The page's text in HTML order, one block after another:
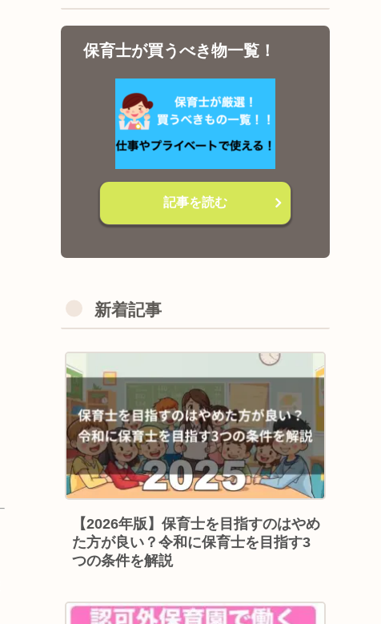
保育士が買うべき物一覧！
記事を読む
新着記事
【2026年版】保育士を目指すのはやめ
た方が良い？令和に保育士を目指す3
つの条件を解説